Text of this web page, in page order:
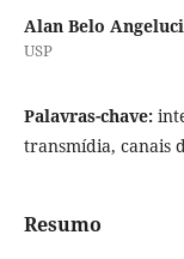
Alan Belo Angeluci
USP
Palavras-chave:
transmídia, canais
Resumo